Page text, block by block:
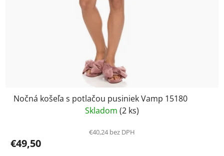
Nočná košeľa s potlačou pusiniek Vamp 15180
Skladom (2 ks)
€40,24 bez DPH
€49,50